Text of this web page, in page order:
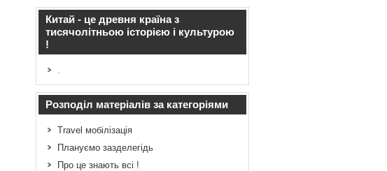
Китай - це древня країна з
тисячолітньою історією і культурою
!
.
Розподіл матеріалів за категоріями
Travel мобілізація
Плануємо зазделегідь
Про це знають всі !